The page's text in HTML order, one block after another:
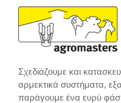
Σχεδιάζουμε και
αρμεκτικά συστήματα,
παράγουμε ένα ευρύ